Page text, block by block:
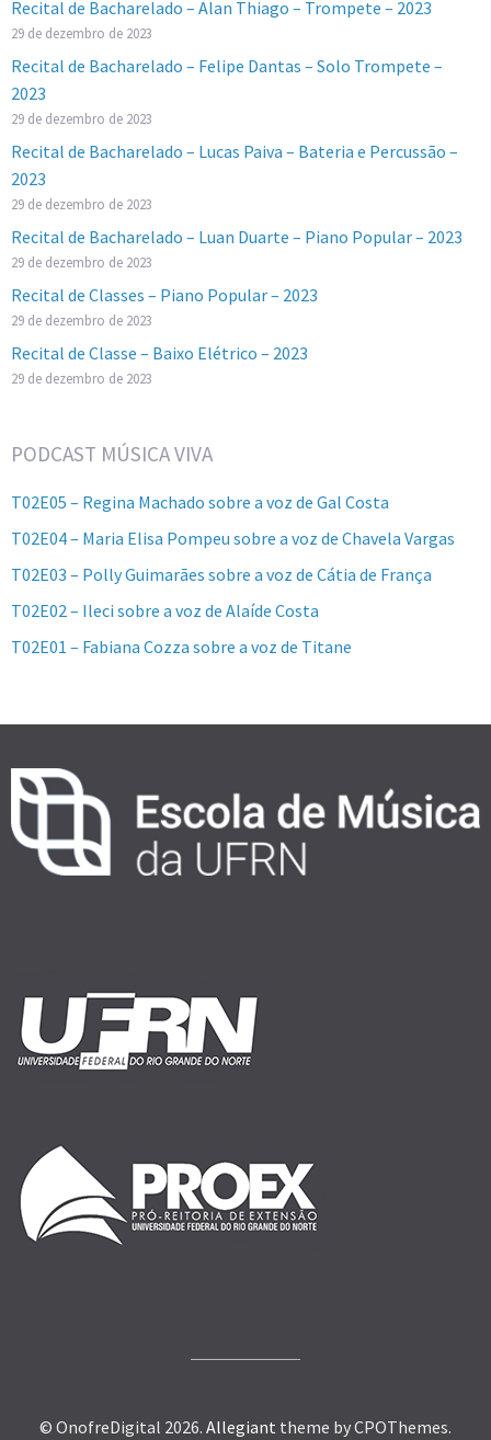
Recital de Bacharelado – Alan Thiago – Trompete – 2023
29 de dezembro de 2023
Recital de Bacharelado – Felipe Dantas – Solo Trompete –
2023
29 de dezembro de 2023
Recital de Bacharelado – Lucas Paiva – Bateria e Percussão –
2023
29 de dezembro de 2023
Recital de Bacharelado – Luan Duarte – Piano Popular – 2023
29 de dezembro de 2023
Recital de Classes – Piano Popular – 2023
29 de dezembro de 2023
Recital de Classe – Baixo Elétrico – 2023
29 de dezembro de 2023
PODCAST MÚSICA VIVA
T02E05 – Regina Machado sobre a voz de Gal Costa
T02E04 – Maria Elisa Pompeu sobre a voz de Chavela Vargas
T02E03 – Polly Guimarães sobre a voz de Cátia de França
T02E02 – Ileci sobre a voz de Alaíde Costa
T02E01 – Fabiana Cozza sobre a voz de Titane
© OnofreDigital 2026. Allegiant theme by CPOThemes.